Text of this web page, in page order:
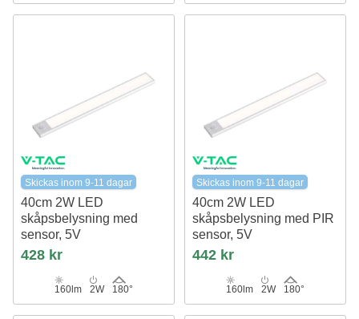
Skickas inom 9-11 dagar
40cm 2W LED
skåpsbelysning med
sensor, 5V
Silver, 4000K, uppladdningsbar,
PIR sensor, IP20
428 kr
160lm 2W 180°
Skickas inom 9-11 dagar
40cm 2W LED
skåpsbelysning med PIR
sensor, 5V
Silver, 2200mA batteri, IP20,
4000K
442 kr
160lm 2W 180°